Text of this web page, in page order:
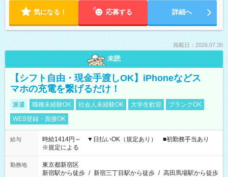
気になる！ 応募する 詳細へ
掲載日：2026.07.30
未読
【シフト自由・現金手渡しOK】iPhoneなどス
マホの充電を繋げるだけ！
派遣 職種未経験OK 社会人未経験OK 大学生歓迎
ブランクOK
WEB登録・面接OK
給与
時給1414円～ ▼日払いOK（規定あり） ■初勤務手当あり
※規定による
勤務地
東京都新宿区
新宿駅から徒歩 / 新宿三丁目駅から徒歩 / 高田馬場駅から徒歩